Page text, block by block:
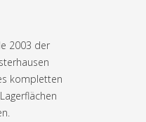
2003 der
kompletten